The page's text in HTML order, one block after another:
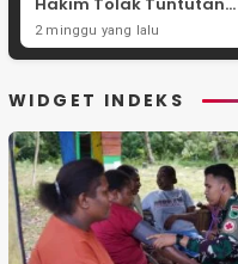
JPU Tanjung Perak
karena Gagal Hadirkan
2 minggu yang lalu
WIDGET INDEKS